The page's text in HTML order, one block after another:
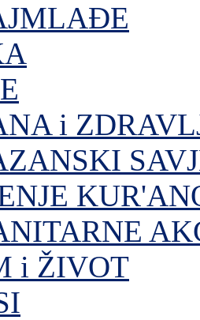
i
i ŽIVOT